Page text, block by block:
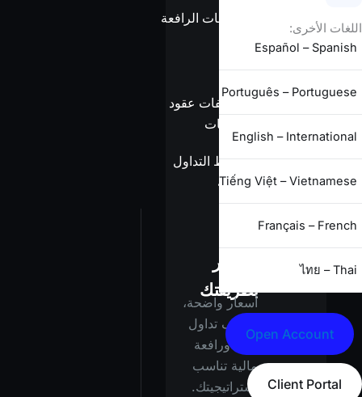
معلومات الرافعة
مواصفات عقود
الفروقات
شروط التداول
الكاملة
استثمر
بطريقتك
أسعار واضحة،
تكاليف تداول
أقل، ورافعة
مالية تناسب
استراتيجيتك.
اللغات الأخرى:
Español – Spanish
Português – Portuguese
English – International
Tiếng Việt – Vietnamese
Français – French
ไทย – Thai
Open Account
Client Portal